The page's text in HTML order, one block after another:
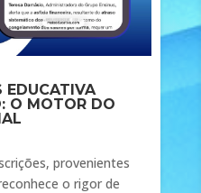
EDUCATIVA
O MOTOR DO
provenientes
o rigor de